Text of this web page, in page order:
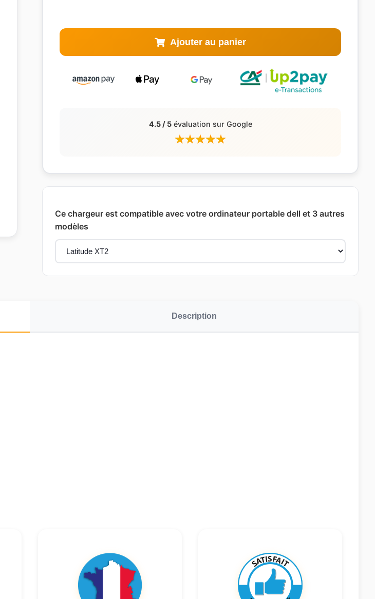
Ajouter au panier
4.5 / 5évaluation sur Google
Ce chargeur est compatible avec votre ordinateur portable dell et 3 autres
modèles
Description